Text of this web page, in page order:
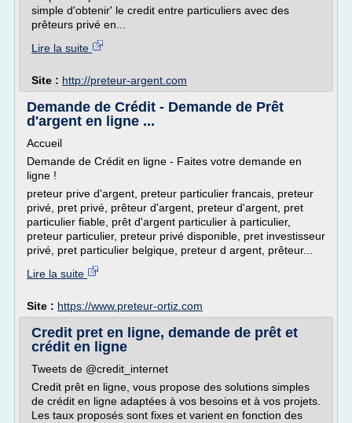
simple d'obtenir' le credit entre particuliers avec des
prêteurs privé en...
Lire la suite
Site : http://preteur-argent.com
Demande de Crédit - Demande de Prêt
d'argent en ligne ...
Accueil
Demande de Crédit en ligne - Faites votre demande en
ligne !
preteur prive d'argent, preteur particulier francais, preteur
privé, pret privé, prêteur d'argent, preteur d'argent, pret
particulier fiable, prêt d'argent particulier à particulier,
preteur particulier, preteur privé disponible, pret investisseur
privé, pret particulier belgique, preteur d argent, prêteur...
Lire la suite
Site : https://www.preteur-ortiz.com
Credit pret en ligne, demande de prêt et
crédit en ligne
Tweets de @credit_internet
Credit prêt en ligne, vous propose des solutions simples
de crédit en ligne adaptées à vos besoins et à vos projets.
Les taux proposés sont fixes et varient en fonction des